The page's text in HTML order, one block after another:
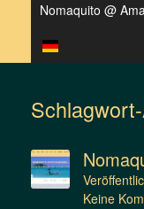
Nomaquito @
Keine